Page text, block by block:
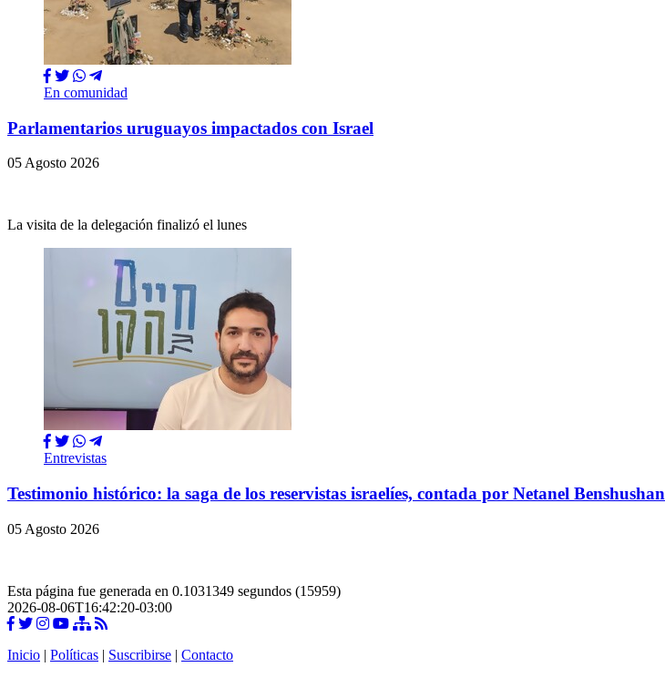
En comunidad
Parlamentarios uruguayos impactados con Israel
05 Agosto 2026
La visita de la delegación finalizó el lunes
Entrevistas
Testimonio histórico: la saga de los reservistas israelíes, contada por Netanel Benshushan
05 Agosto 2026
Esta página fue generada en 0.1031349 segundos (15959)
2026-08-06T16:42:20-03:00
Inicio | Políticas | Suscribirse | Contacto